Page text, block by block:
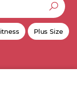
Plus Size